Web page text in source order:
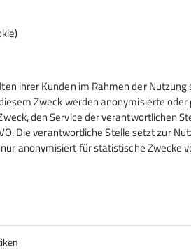
ihrer Kunden im Rahmen der Nutzung
Zweck werden anonymisierte
den Service der verantwortlichen
Die verantwortliche Stelle setzt zur
anonymisiert für statistische Zwecke